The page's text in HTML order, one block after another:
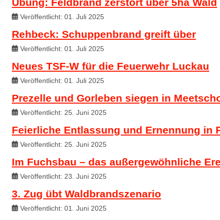
Veröffentlicht: 01. Juli 2025
Rehbeck: Schuppenbrand greift über
Veröffentlicht: 01. Juli 2025
Neues TSF-W für die Feuerwehr Luckau
Veröffentlicht: 01. Juli 2025
Prezelle und Gorleben siegen in
Veröffentlicht: 25. Juni 2025
Feierliche Entlassung und Ernennung in
Veröffentlicht: 25. Juni 2025
Im Fuchsbau – das außergewöhnliche
Veröffentlicht: 23. Juni 2025
3. Zug übt Waldbrandszenario
Veröffentlicht: 01. Juni 2025